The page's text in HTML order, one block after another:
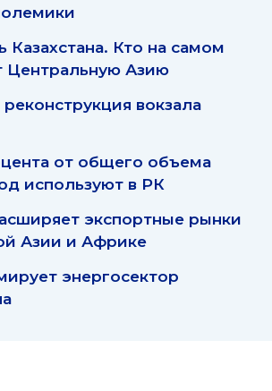
Кто на самом
Центральную Азию
вокзала
от общего объема
используют в РК
экспортные рынки
Азии и Африке
энергосектор